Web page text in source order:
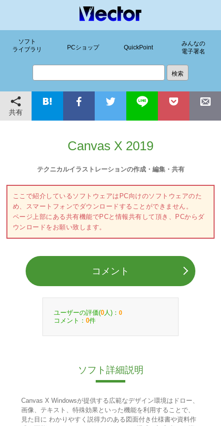
ソフト
ライブラリ
PCショップ QuickPoint
みんなの
電子署名
共有
Canvas X 2019
テクニカルイラストレーションの作成・編集・共有
ここで紹介しているソフトウェアはPC向けのソフトウェアのた
め、スマートフォンでダウンロードすることができません。
ページ上部にある共有機能でPCと情報共有して頂き、PCからダ
ウンロードをお願い致します。
コメント
ユーザーの評価(0 人)： 0
コメント： 0件
ソフト詳細説明
Canvas X Windowsが提供する広範なデザイン環境はドロー、
画像、テキスト、特殊効果といった機能を利用することで、
見た目に わかりやすく説得力のある図面付き仕様書や資料作